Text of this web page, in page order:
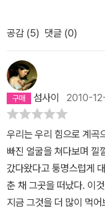
속한 평범한 인간들이,
걸 주섬주섬 싸들고끼어
고 예의 이기적이고 무관
부하는인간들이, 아름답
어헤치며 문장과 문장을
메타포로 삼아그린 사랑
대비해서 읽느라, 그리고
덕분에 지금은 아예 완전
렵사리 떠올리며 읽느라,
의 진도는 느렸다. 그러
쬐는 이 더위처럼, 이 책
공감 (5) 댓글 (0)
섬사이 2010-
우리는 우리 힘으로 계곡
빠진 얼굴을 쳐다보며 낄
갔다왔다고 퉁명스럽게
춘 채 그곳을 떠났다. 이
지금 그것을 더 많이 먹